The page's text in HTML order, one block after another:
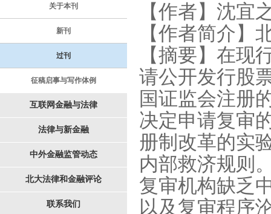
关于本刊
新刊
过刊
征稿启事与写作体例
互联网金融与法律
法律与新金融
中外金融监管动态
北大法律和金融评论
联系我们
【作者】沈宜
【作者简介】
【摘要】在现
请公开发行股
国证监会注册
决定申请复审
册制改革的实
内部救济规则
复审机构缺乏
以及复审程序